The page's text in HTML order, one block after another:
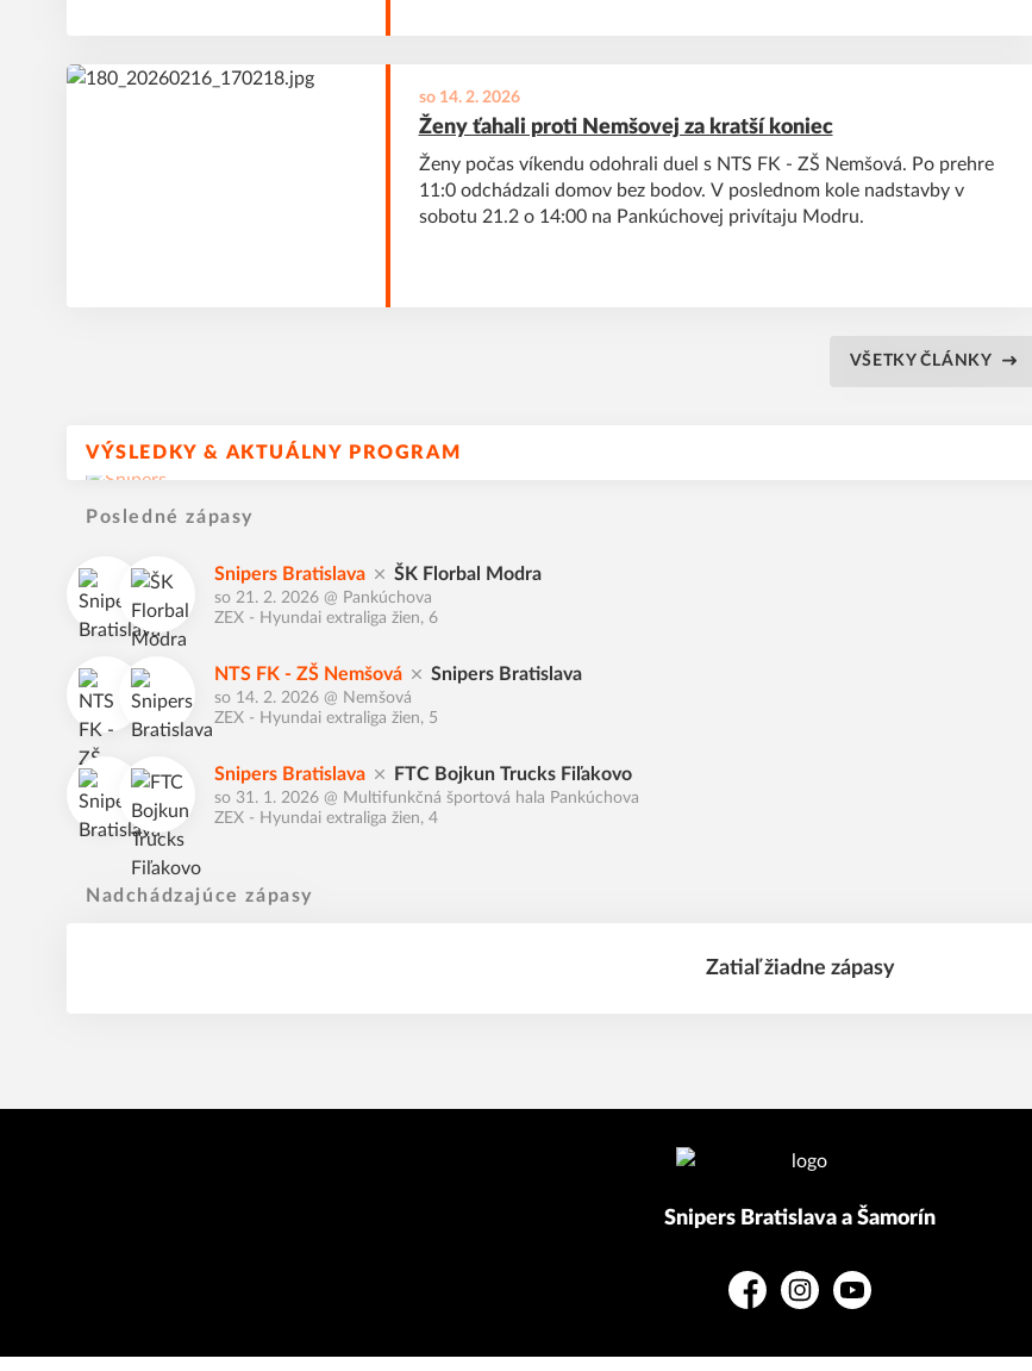
so 14. 2. 2026
Ženy ťahali proti Nemšovej za kratší koniec
Ženy počas víkendu odohrali duel s NTS FK - ZŠ Nemšová. Po prehre
11:0 odchádzali domov bez bodov. V poslednom kole nadstavby v
sobotu 21.2 o 14:00 na Pankúchovej privítaju Modru.
VŠETKY ČLÁNKY
VÝSLEDKY & AKTUÁLNY PROGRAM
Posledné zápasy
Snipers Bratislava ŠK Florbal Modra
so 21. 2. 2026 @ Pankúchova
ZEX - Hyundai extraliga žien, 6
NTS FK - ZŠ Nemšová Snipers Bratislava
so 14. 2. 2026 @ Nemšová
ZEX - Hyundai extraliga žien, 5
Snipers Bratislava FTC Bojkun Trucks Fiľakovo
so 31. 1. 2026 @ Multifunkčná športová hala Pankúchova
ZEX - Hyundai extraliga žien, 4
Nadchádzajúce zápasy
Zatiaľ žiadne zápasy
Snipers Bratislava a Šamorín
FacebookInstagramYouTube